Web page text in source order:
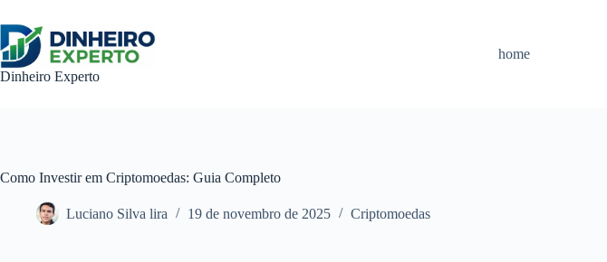
para
conteúdo
Dinheiro Experto
home
Como Investir em Criptomoedas: Guia Completo
Luciano Silva lira 19 de novembro de 2025 Criptomoedas